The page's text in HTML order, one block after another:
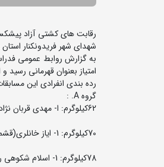
شهدای شهر فریدونکنار
امتیاز بعنوان قهرمانی رسید و استان های تهران با 370 و
رده بندی انفرادی این
گروه A. :
62کیلوگرم: ا- مهدی قربان نژاد (مازندران) 2- مهدی علمی(خراسان شمالی) 3- محمدرضا شاکرقضا بسرایی(قزوین) و سجاد وفایی (هرمزگان)
70کیلوگرم: 1- ایاز خانلری(قشم) 2- رحمان زند یگانه( لرستان) 3- علی رسی بینا (گیلان) و علیرضا روستایی (فارس)
78کیلوگرم: 1- اسلام شکوهی راد(قم) 2- ابراهیم ولیان(خراسان شمالی) 3- وحید مقصودی(مازندران) و سلیمان شاهی پور (البرز)